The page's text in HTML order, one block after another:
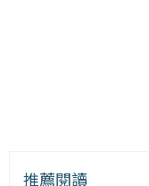
推薦閱讀